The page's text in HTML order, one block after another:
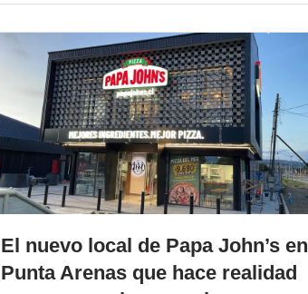
El nuevo local de Papa John’s en
Punta Arenas que hace realidad